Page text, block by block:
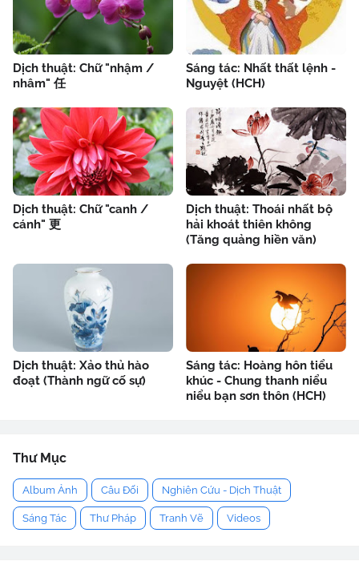
Dịch thuật: Chữ "nhậm /
nhâm" 任
Sáng tác: Nhất thất lệnh -
Nguyệt (HCH)
Dịch thuật: Chữ "canh /
cánh" 更
Dịch thuật: Thoái nhất bộ
hải khoát thiên không
(Tăng quảng hiền văn)
Dịch thuật: Xảo thủ hào
đoạt (Thành ngữ cố sự)
Sáng tác: Hoàng hôn tiểu
khúc - Chung thanh niểu
niểu bạn sơn thôn (HCH)
Thư Mục
Album Ảnh Câu Đối Nghiên Cứu - Dịch Thuật
Sáng Tác Thư Pháp Tranh Vẽ Videos